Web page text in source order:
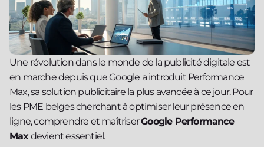
Une révolution dans le monde de la publicité digitale est
en marche depuis que Google a introduit Performance
Max, sa solution publicitaire la plus avancée à ce jour. Pour
les PME belges cherchant à optimiser leur présence en
ligne, comprendre et maîtriserGoogle Performance
Maxdevient essentiel.